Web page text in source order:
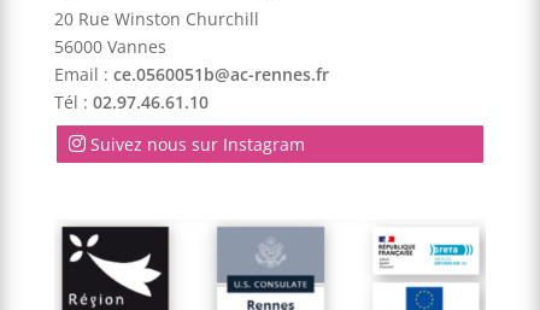
20 Rue Winston Churchill
56000 Vannes
Email : ce.0560051b@ac-rennes.fr
Tél : 02.97.46.61.10
Suivez nous sur Instagram